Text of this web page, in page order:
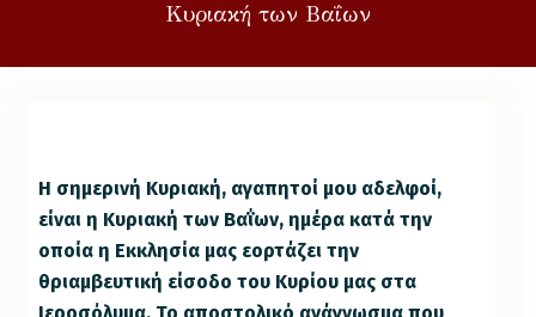
Κυριακή των Βαΐων
Η σημερινή Κυριακή, αγαπητοί μου αδελφοί,
είναι η Κυριακή των Βαΐων, ημέρα κατά την
οποία η Εκκλησία μας εορτάζει την
θριαμβευτική είσοδο του Κυρίου μας στα